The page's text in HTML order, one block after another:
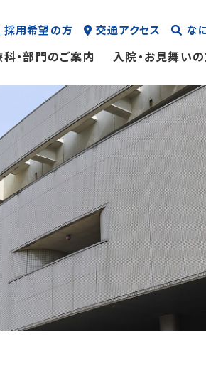
採用希望の方 交通アクセス な
・部門のご案内 入院・お見舞い